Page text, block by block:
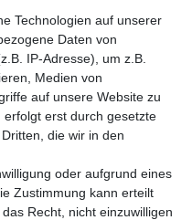
Durchmesser von 0,30
Er ist auf eine
er praktisch verstaut werden
sich perfekt zum
Zickzackform gibt er
Technologien auf unserer
Daten von
IP-Adresse), um z.B.
Medien von
auf unsere Website zu
erst durch gesetzte
die wir in den
oder aufgrund eines
Zustimmung kann erteilt
Recht, nicht einzuwilligen